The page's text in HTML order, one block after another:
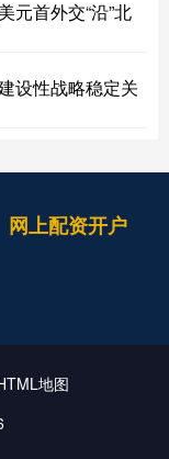
元首外交“沿”北
设性战略稳定关
网上配资开户
地图